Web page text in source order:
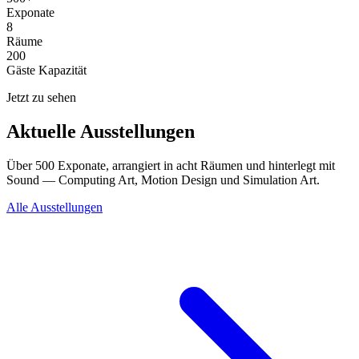
Exponate
8
Räume
200
Gäste Kapazität
Jetzt zu sehen
Aktuelle Ausstellungen
Über 500 Exponate, arrangiert in acht Räumen und hinterlegt mit
Sound — Computing Art, Motion Design und Simulation Art.
Alle Ausstellungen